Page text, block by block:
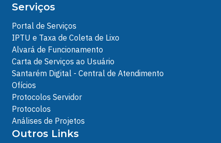
Serviços
Portal de Serviços
IPTU e Taxa de Coleta de Lixo
Alvará de Funcionamento
Carta de Serviços ao Usuário
Santarém Digital - Central de Atendimento
Ofícios
Protocolos Servidor
Protocolos
Análises de Projetos
Outros Links